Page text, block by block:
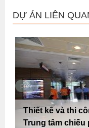
DỰ ÁN LIÊN
Thiết kế và thi
Trung tâm chiếu
prev